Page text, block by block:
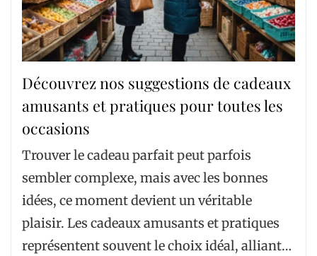
Découvrez nos suggestions de cadeaux
amusants et pratiques pour toutes les
occasions
Trouver le cadeau parfait peut parfois
sembler complexe, mais avec les bonnes
idées, ce moment devient un véritable
plaisir. Les cadeaux amusants et pratiques
représentent souvent le choix idéal, alliant…